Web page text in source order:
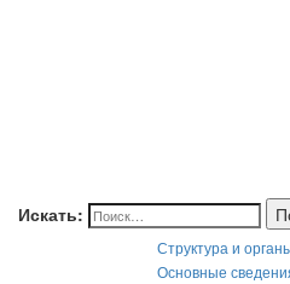
Искать:
Структура и
Основные